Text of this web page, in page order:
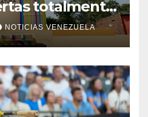
totalmente
NOTICIAS VENEZUELA